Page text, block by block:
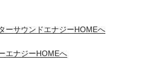
ーサウンドエナジーHOMEへ
エナジーHOMEへ